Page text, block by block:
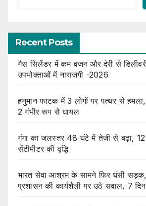
Recent Posts
गैस सिलेंडर में कम वजन और देरी से
उपभोक्ताओं में नाराजगी -2026
हनुमान फाटक में 3 लोगों पर पत्थर से हमला,
2 गंभीर रूप से घायल
गंगा का जलस्तर 48 घंटे में तेजी से बढ़ा,
सेंटीमीटर की वृद्धि
भारत सेवा आश्रम के सामने फिर धंसी
प्रशासन की कार्यशैली पर उठे सवाल, 7